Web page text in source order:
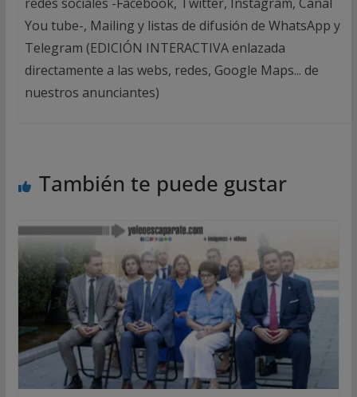
You tube-, Mailing y listas de difusión de WhatsApp y
Telegram (EDICIÓN INTERACTIVA enlazada
directamente a las webs, redes, Google Maps... de
nuestros anunciantes)
También te puede gustar